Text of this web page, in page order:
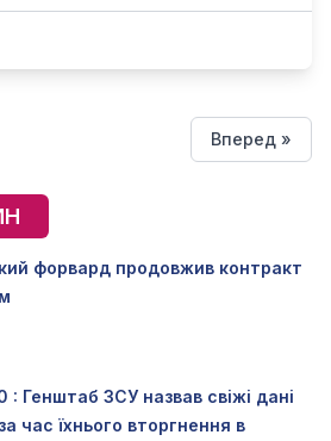
Вперед »
форвард продовжив контракт
: Генштаб ЗСУ назвав свіжі дані
час їхнього вторгнення в